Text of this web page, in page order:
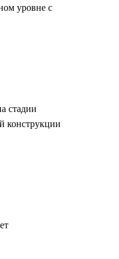
уровне с
стадии
конструкции